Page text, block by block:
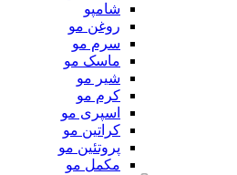
شامپو
روغن مو
سرم مو
ماسک مو
شیر مو
کرم مو
اسپری مو
کراتین مو
پروتئین مو
مکمل مو